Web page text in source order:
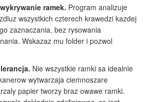
ramek. Program analizuje
wszystkich czterech krawedzi kazdej
zaznaczania, bez rysowania
Wskazaz mu folder i pozwol
Nie wszystkie ramki sa idealnie
wytwarzaja ciemnoszare
papier tworzy braz owawe ramki.